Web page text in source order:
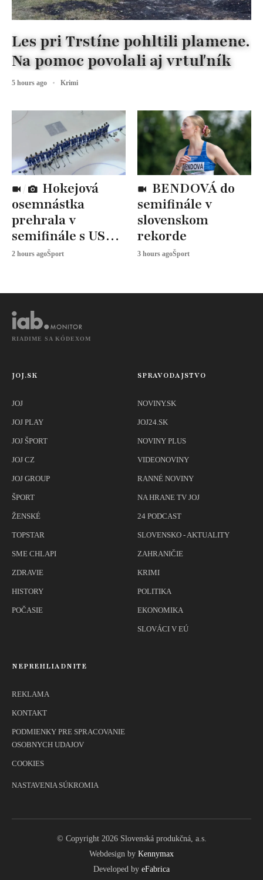
osemnástka
prehrala v
semifinále s USA,
zabojuje o BRONZ
2 hours agoŠport
semifinále v
slovenskom
rekorde
3 hours agoŠport
Les pri Trstíne pohltili plamene.
Na pomoc povolali aj vrtuľník
5 hours ago Krimi
RIADIME SA KÓDEXOM
JOJ.SK
JOJ
JOJ PLAY
JOJ ŠPORT
JOJ CZ
JOJ GROUP
ŠPORT
ŽENSKÉ
TOPSTAR
SME CHLAPI
ZDRAVIE
HISTORY
POČASIE
SPRAVODAJSTVO
NOVINY.SK
JOJ24.SK
NOVINY PLUS
VIDEONOVINY
RANNÉ NOVINY
NA HRANE TV JOJ
24 PODCAST
SLOVENSKO - AKTUALITY
ZAHRANIČIE
KRIMI
POLITIKA
EKONOMIKA
SLOVÁCI V EÚ
NEPREHLIADNITE
REKLAMA
KONTAKT
PODMIENKY PRE SPRACOVANIE
OSOBNYCH UDAJOV
COOKIES
NASTAVENIA SÚKROMIA
© Copyright 2026 Slovenská produkčná, a.s.
Webdesign by Kennymax
Developed by eFabrica